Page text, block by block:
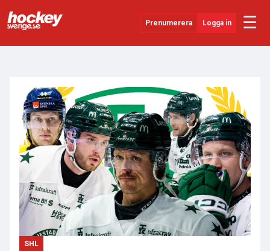
Prenumerera Logga in ☰
SHL
Evenemang
Övrigt
SHL